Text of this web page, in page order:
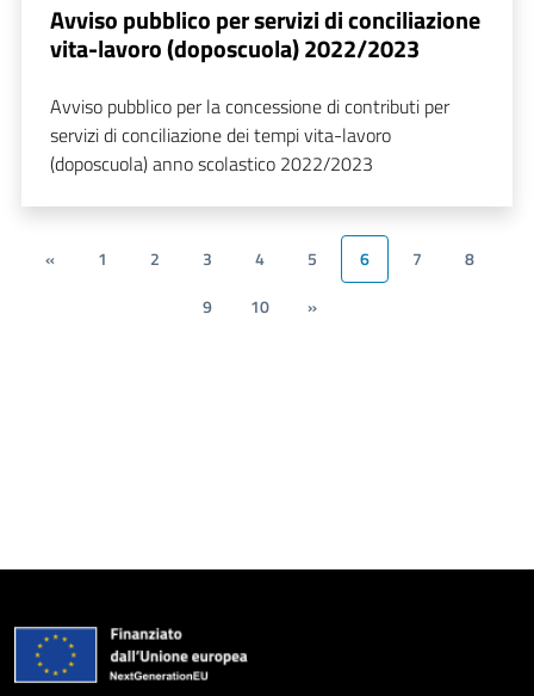
Avviso pubblico per servizi di conciliazione
vita-lavoro (doposcuola) 2022/2023
Avviso pubblico per la concessione di contributi per
servizi di conciliazione dei tempi vita-lavoro
(doposcuola) anno scolastico 2022/2023
« 1 2 3 4 5 6 7
8
9
10 »